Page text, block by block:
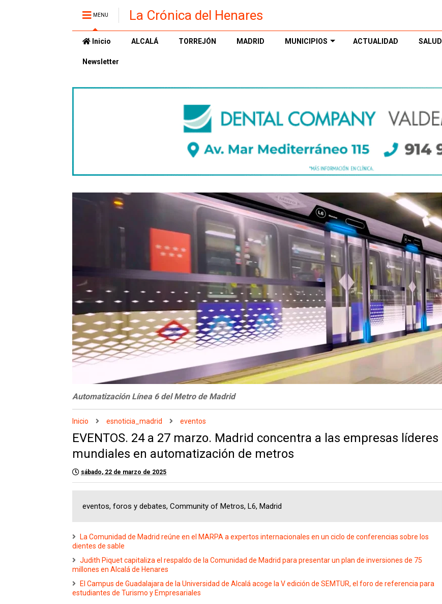
MENU La Crónica del Henares
Inicio ALCALÁ TORREJÓN MADRID MUNICIPIOS ACTUALIDAD SALUD
Newsletter
Automatización Línea 6 del Metro de Madrid
Inicio esnoticia_madrid eventos
EVENTOS. 24 a 27 marzo. Madrid concentra a las empresas líderes
mundiales en automatización de metros
sábado, 22 de marzo de 2025
eventos, foros y debates, Community of Metros, L6, Madrid
La Comunidad de Madrid reúne en el MARPA a expertos internacionales en un ciclo de conferencias sobre los
dientes de sable
Judith Piquet capitaliza el respaldo de la Comunidad de Madrid para presentar un plan de inversiones de 75
millones en Alcalá de Henares
El Campus de Guadalajara de la Universidad de Alcalá acoge la V edición de SEMTUR, el foro de referencia para
estudiantes de Turismo y Empresariales